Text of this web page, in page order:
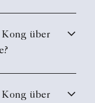
über
über